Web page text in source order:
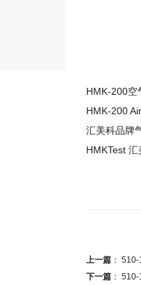
HMK-200空
HMK-200
汇美科品牌
HMKTest 汇
上一篇 ： 510-
下一篇 ： 510-